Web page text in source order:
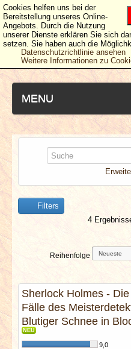
MENU
NEUESTE ARTIKEL
NEWS & DATES
BERICHTE
VERLOSUNGEN
SPECIALS
REDAKTION
Filters
4
Reihenfolge
Sherlock Holmes -
Fälle des
Blutiger Schnee in
NEU
9,0
Cookies helfen uns bei der
Bereitstellung unseres Online-
Angebots. Durch die Nutzung
unserer Dienste erklären Sie sich
setzen. Sie haben auch die
Datenschutzrichtlinie ansehen
Weitere Informationen zu